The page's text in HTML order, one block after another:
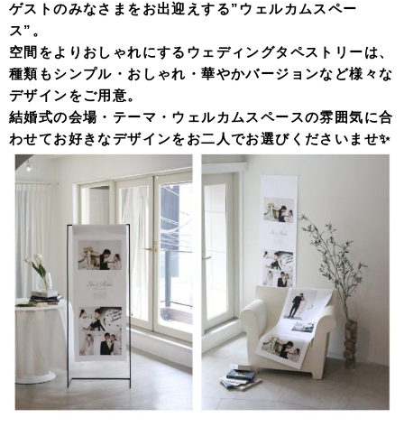
ゲストのみなさまをお出迎えする”ウェルカムスペー
ス”。
空間をよりおしゃれにするウェディングタペストリーは、
種類もシンプル・おしゃれ・華やかバージョンなど様々な
デザインをご用意。
結婚式の会場・テーマ・ウェルカムスペースの雰囲気に合
わせてお好きなデザインをお二人でお選びくださいませ✨